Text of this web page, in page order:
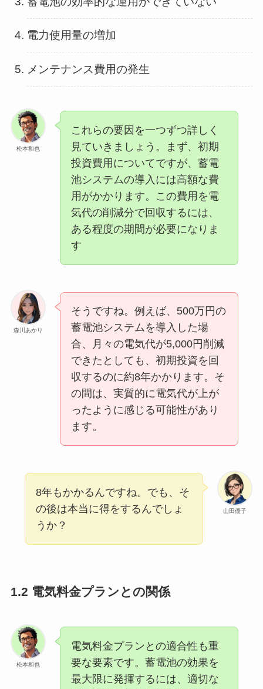
電力使用量の増加
メンテナンス費用の発生
松本和也
これらの要因を一つずつ詳しく
見ていきましょう。まず、初期
投資費用についてですが、蓄電
池システムの導入には高額な費
用がかかります。この費用を電
気代の削減分で回収するには、
ある程度の期間が必要になりま
す
森川あかり
そうですね。例えば、500万円の
蓄電池システムを導入した場
合、月々の電気代が5,000円削減
できたとしても、初期投資を回
収するのに約8年かかります。そ
の間は、実質的に電気代が上が
ったように感じる可能性があり
ます。
山田優子
8年もかかるんですね。でも、そ
の後は本当に得をするんでしょ
うか？
1.2 電気料金プランとの関係
松本和也
電気料金プランとの適合性も重
要な要素です。蓄電池の効果を
最大限に発揮するには、適切な